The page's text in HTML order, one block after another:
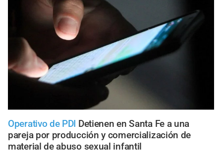
Operativo de PDI Detienen en Santa Fe a una
pareja por producción y comercialización de
material de abuso sexual infantil